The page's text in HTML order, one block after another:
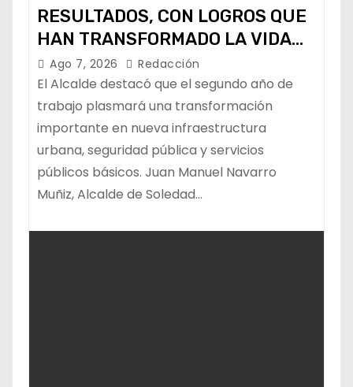
RESULTADOS, CON LOGROS QUE
HAN TRANSFORMADO LA VIDA
DE LOS SOLEDENSES: JUAN
MANUEL NAVARRO
Ago 7, 2026 Redacción
El Alcalde destacó que el segundo año de
trabajo plasmará una transformación
importante en nueva infraestructura
urbana, seguridad pública y servicios
públicos básicos. Juan Manuel Navarro
Muñiz, Alcalde de Soledad…